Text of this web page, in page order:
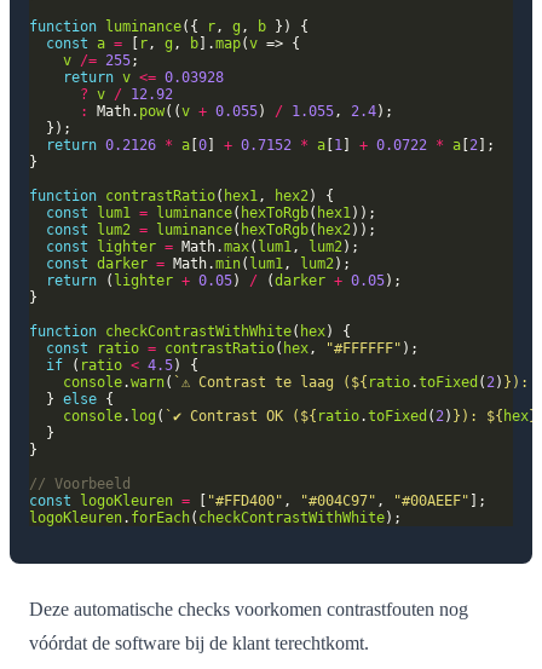
function luminance({ r , g , b
const a = [ r , g , b].map(v
v /= 255
return v <= 0.03928
? v / 12.92
:
Math. pow((v + 0.055) / 1.055 , 2.4
return 0.2126 * a [0] + 0.7152 * a [1 ] + 0.0722 * a [2
function contrastRatio( hex1 , hex2
const
lum1 = luminance( hexToRgb( hex1
const
lum2 = luminance( hexToRgb( hex2
const
lighter = Math.max( lum1 , lum2
const darker = Math.min( lum1 , lum2
return ( lighter + 0.05) / (darker + 0.05
function checkContrastWithWhite( hex
const
ratio = contrastRatio( hex , "#FFFFFF"
if ( ratio < 4.5
console.warn( `⚠️ Contrast te laag ( ${ ratio.toFixed ( 2 ) } ):
  }
else
console. log ( `✔️ Contrast OK ( ${ ratio.toFixed ( 2 ) } ): ${ hex}
const
logoKleuren = [ "#FFD400" , "#004C97" , "#00AEEF"
logoKleuren. forEach( checkContrastWithWhite
Deze automatische checks voorkomen contrastfouten nog
vóórdat de software bij de klant terechtkomt.